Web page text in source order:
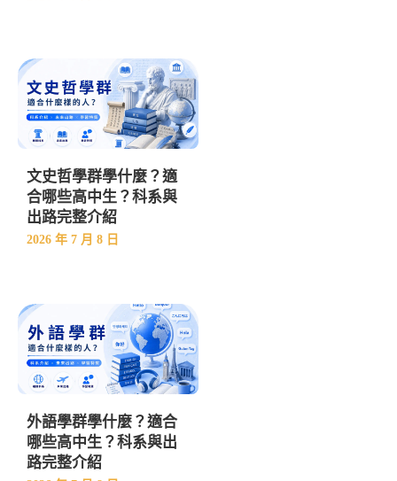
文史哲學群學什麼？適
合哪些高中生？科系與
出路完整介紹
2026 年 7 月 8 日
外語學群學什麼？適合
哪些高中生？科系與出
路完整介紹